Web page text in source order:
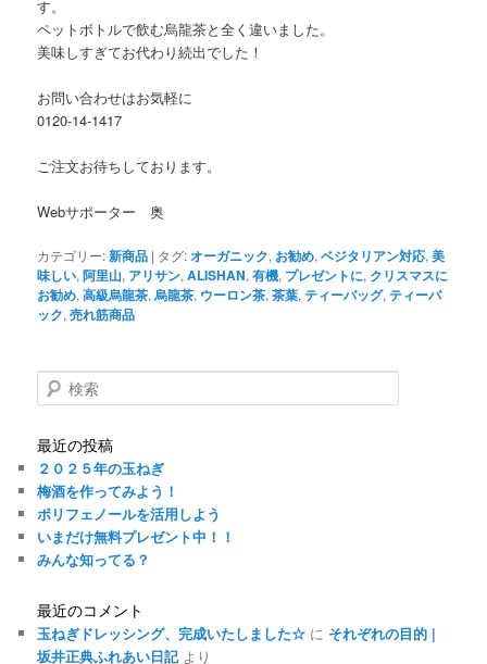
す。
ペットボトルで飲む烏龍茶と全く違いました。
美味しすぎてお代わり続出でした！
お問い合わせはお気軽に
0120-14-1417
ご注文お待ちしております。
Webサポーター 奥
カテゴリー:新商品 | タグ:オーガニック, お勧め,ベジタリアン対応,美
味しい,阿里山, アリサン,ALISHAN,有機, プレゼントに, クリスマスに
お勧め,高級烏龍茶,烏龍茶, ウーロン茶,茶葉,ティーバッグ,ティーバ
ック,売れ筋商品
検
索
最近の投稿
２０２５年の玉ねぎ
梅酒を作ってみよう！
ポリフェノールを活用しよう
いまだけ無料プレゼント中！！
みんな知ってる？
最近のコメント
玉ねぎドレッシング、完成いたしました☆ に それぞれの目的 |
坂井正典ふれあい日記より